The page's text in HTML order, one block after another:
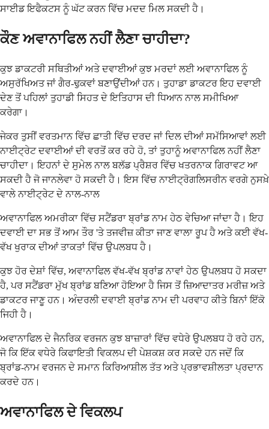
ਸਾਈਡ ਇਫੈਕਟਸ ਨੂੰ ਘੱਟ ਕਰਨ ਵਿੱਚ ਮਦਦ ਮਿਲ ਸਕਦੀ ਹੈ।
ਕੌਣ ਅਵਾਨਾਫਿਲ ਨਹੀਂ ਲੈਣਾ ਚਾਹੀਦਾ?
ਕੁਝ ਡਾਕਟਰੀ ਸਥਿਤੀਆਂ ਅਤੇ ਦਵਾਈਆਂ ਕੁਝ ਮਰਦਾਂ ਲਈ ਅਵਾਨਾਫਿਲ ਨੂੰ
ਅਸੁਰੱਖਿਅਤ ਜਾਂ ਗੈਰ-ਢੁਕਵਾਂ ਬਣਾਉਂਦੀਆਂ ਹਨ। ਤੁਹਾਡਾ ਡਾਕਟਰ ਇਹ ਦਵਾਈ
ਦੇਣ ਤੋਂ ਪਹਿਲਾਂ ਤੁਹਾਡੀ ਸਿਹਤ ਦੇ ਇਤਿਹਾਸ ਦੀ ਧਿਆਨ ਨਾਲ ਸਮੀਖਿਆ
ਕਰੇਗਾ।
ਜੇਕਰ ਤੁਸੀਂ ਵਰਤਮਾਨ ਵਿੱਚ ਛਾਤੀ ਵਿੱਚ ਦਰਦ ਜਾਂ ਦਿਲ ਦੀਆਂ ਸਮੱਸਿਆਵਾਂ ਲਈ
ਨਾਈਟ੍ਰੇਟ ਦਵਾਈਆਂ ਦੀ ਵਰਤੋਂ ਕਰ ਰਹੇ ਹੋ, ਤਾਂ ਤੁਹਾਨੂੰ ਅਵਾਨਾਫਿਲ ਨਹੀਂ ਲੈਣਾ
ਚਾਹੀਦਾ। ਇਹਨਾਂ ਦੇ ਸੁਮੇਲ ਨਾਲ ਬਲੱਡ ਪ੍ਰੈਸ਼ਰ ਵਿੱਚ ਖਤਰਨਾਕ ਗਿਰਾਵਟ ਆ
ਸਕਦੀ ਹੈ ਜੋ ਜਾਨਲੇਵਾ ਹੋ ਸਕਦੀ ਹੈ। ਇਸ ਵਿੱਚ ਨਾਈਟ੍ਰੋਗਲਿਸਰੀਨ ਵਰਗੇ ਨੁਸਖ਼ੇ
ਵਾਲੇ ਨਾਈਟ੍ਰੇਟ ਦੇ ਨਾਲ-ਨਾਲ
ਅਵਾਨਾਫਿਲ ਅਮਰੀਕਾ ਵਿੱਚ ਸਟੈਂਡਰਾ ਬ੍ਰਾਂਡ ਨਾਮ ਹੇਠ ਵੇਚਿਆ ਜਾਂਦਾ ਹੈ। ਇਹ
ਦਵਾਈ ਦਾ ਸਭ ਤੋਂ ਆਮ ਤੌਰ 'ਤੇ ਤਜਵੀਜ਼ ਕੀਤਾ ਜਾਣ ਵਾਲਾ ਰੂਪ ਹੈ ਅਤੇ ਕਈ ਵੱਖ-
ਵੱਖ ਖੁਰਾਕ ਦੀਆਂ ਤਾਕਤਾਂ ਵਿੱਚ ਉਪਲਬਧ ਹੈ।
ਕੁਝ ਹੋਰ ਦੇਸ਼ਾਂ ਵਿੱਚ, ਅਵਾਨਾਫਿਲ ਵੱਖ-ਵੱਖ ਬ੍ਰਾਂਡ ਨਾਵਾਂ ਹੇਠ ਉਪਲਬਧ ਹੋ ਸਕਦਾ
ਹੈ, ਪਰ ਸਟੈਂਡਰਾ ਮੁੱਖ ਬ੍ਰਾਂਡ ਬਣਿਆ ਹੋਇਆ ਹੈ ਜਿਸ ਤੋਂ ਜ਼ਿਆਦਾਤਰ ਮਰੀਜ਼ ਅਤੇ
ਡਾਕਟਰ ਜਾਣੂ ਹਨ। ਅੰਦਰਲੀ ਦਵਾਈ ਬ੍ਰਾਂਡ ਨਾਮ ਦੀ ਪਰਵਾਹ ਕੀਤੇ ਬਿਨਾਂ ਇੱਕੋ
ਜਿਹੀ ਹੈ।
ਅਵਾਨਾਫਿਲ ਦੇ ਜੈਨਰਿਕ ਵਰਜਨ ਕੁਝ ਬਾਜ਼ਾਰਾਂ ਵਿੱਚ ਵਧੇਰੇ ਉਪਲਬਧ ਹੋ ਰਹੇ ਹਨ,
ਜੋ ਕਿ ਇੱਕ ਵਧੇਰੇ ਕਿਫਾਇਤੀ ਵਿਕਲਪ ਦੀ ਪੇਸ਼ਕਸ਼ ਕਰ ਸਕਦੇ ਹਨ ਜਦੋਂ ਕਿ
ਬ੍ਰਾਂਡ-ਨਾਮ ਵਰਜਨ ਦੇ ਸਮਾਨ ਕਿਰਿਆਸ਼ੀਲ ਤੱਤ ਅਤੇ ਪ੍ਰਭਾਵਸ਼ੀਲਤਾ ਪ੍ਰਦਾਨ
ਕਰਦੇ ਹਨ।
ਅਵਾਨਾਫਿਲ ਦੇ ਵਿਕਲਪ